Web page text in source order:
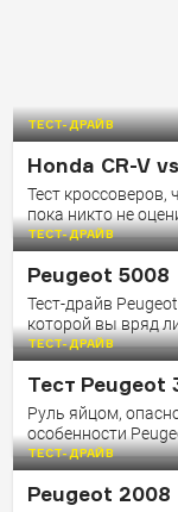
ТЕСТ-ДРАЙВ
Honda CR-V
Тест
пока никто не
ТЕСТ-ДРАЙВ
Peugeot 5008
Тест-драйв
которой вы вряд
ТЕСТ-ДРАЙВ
Тест Peugeot
Руль яйцом,
особенности
ТЕСТ-ДРАЙВ
Peugeot 2008